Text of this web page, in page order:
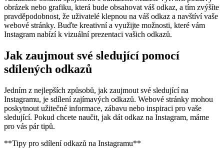
obrázek nebo grafiku, která bude obsahovat‍ váš‍ odkaz,⁤ a tím zvýšíte
pravděpodobnost, že uživatelé klepnou⁢ na váš odkaz a navštíví vaše
webové stránky. Buďte kreativní a využijte možnosti, které vám
Instagram⁤ nabízí ​k vizuální prezentaci vašich odkazů.
Jak zaujmout své sledující pomocí
sdílených odkazů
Jedním z nejlepších způsobů, jak ​zaujmout své sledující na
Instagramu, ‌je sdílení ⁣zajímavých odkazů. Webové stránky mohou
poskytnout užitečné informace, ⁤zábavu nebo inspiraci pro vaše
sledující. Pokud chcete naučit, jak dát odkaz⁣ na Instagram, máme
pro vás pár tipů.
**Tipy pro sdílení odkazů⁤ na Instagramu**